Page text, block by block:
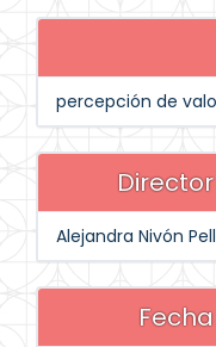
percepción de
Alejandra Nivón